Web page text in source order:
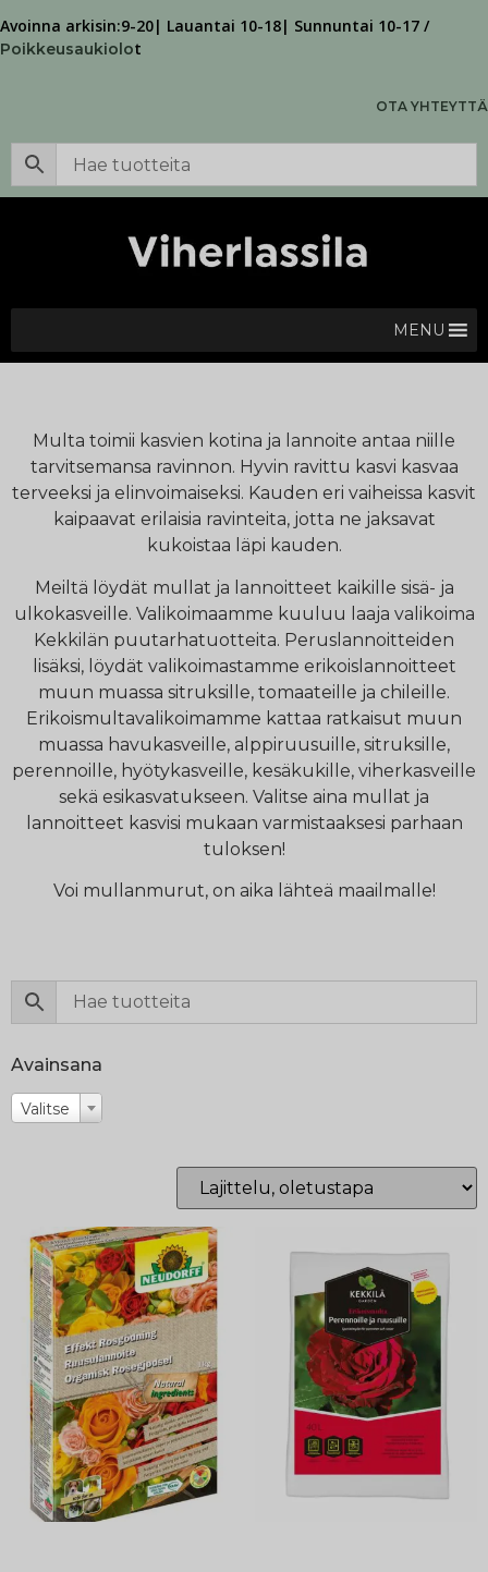
Avoinna arkisin:9-20| Lauantai 10-18| Sunnuntai 10-17 /
Poikkeusaukiolot
OTA YHTEYTTÄ
MENU
Multa toimii kasvien kotina ja lannoite antaa niille
tarvitsemansa ravinnon. Hyvin ravittu kasvi kasvaa
terveeksi ja elinvoimaiseksi. Kauden eri vaiheissa kasvit
kaipaavat erilaisia ravinteita, jotta ne jaksavat
kukoistaa läpi kauden.
Meiltä löydät mullat ja lannoitteet kaikille sisä- ja
ulkokasveille. Valikoimaamme kuuluu laaja valikoima
Kekkilän puutarhatuotteita. Peruslannoitteiden
lisäksi, löydät valikoimastamme erikoislannoitteet
muun muassa sitruksille, tomaateille ja chileille.
Erikoismultavalikoimamme kattaa ratkaisut muun
muassa havukasveille, alppiruusuille, sitruksille,
perennoille, hyötykasveille, kesäkukille, viherkasveille
sekä esikasvatukseen. Valitse aina mullat ja
lannoitteet kasvisi mukaan varmistaaksesi parhaan
tuloksen!
Voi mullanmurut, on aika lähteä maailmalle!
Avainsana
Valitse